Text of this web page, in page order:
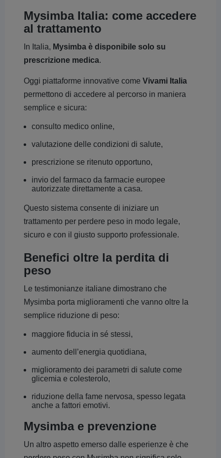
Mysimba Italia: come accedere
al trattamento
In Italia, Mysimba è disponibile solo su
prescrizione medica.
Oggi piattaforme innovative come Vivami Italia
permettono di accedere al percorso in maniera
semplice e sicura:
consulto medico online,
valutazione delle condizioni di salute,
prescrizione se ritenuto opportuno,
invio del farmaco da farmacie europee
autorizzate direttamente a casa.
Questo sistema consente di iniziare un
trattamento per perdere peso in modo legale,
sicuro e con il giusto supporto professionale.
Benefici oltre la perdita di
peso
Le testimonianze italiane dimostrano che
Mysimba porta miglioramenti che vanno oltre la
semplice riduzione di peso:
maggiore fiducia in sé stessi,
aumento dell’energia quotidiana,
miglioramento dei parametri di salute come
glicemia e colesterolo,
riduzione della fame nervosa, spesso legata
anche a fattori emotivi.
Mysimba e prevenzione
Un altro aspetto emerso dalle esperienze è che